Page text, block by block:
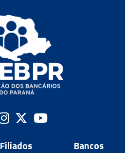
Filiados Bancos